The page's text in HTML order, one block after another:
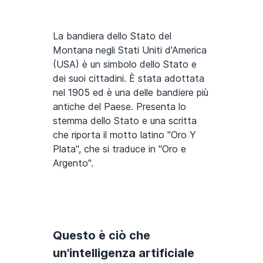
La bandiera dello Stato del
Montana negli Stati Uniti d'America
(USA) è un simbolo dello Stato e
dei suoi cittadini. È stata adottata
nel 1905 ed è una delle bandiere più
antiche del Paese. Presenta lo
stemma dello Stato e una scritta
che riporta il motto latino "Oro Y
Plata", che si traduce in "Oro e
Argento".
Questo è ciò che
un'intelligenza artificiale